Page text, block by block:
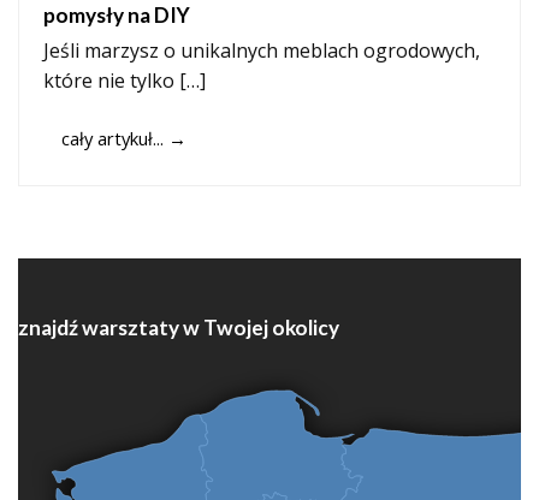
pomysły na DIY
Jeśli marzysz o unikalnych meblach ogrodowych,
które nie tylko […]
cały artykuł... →
znajdź warsztaty w Twojej okolicy